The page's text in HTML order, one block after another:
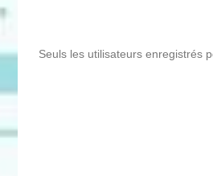
Seuls les utilisateurs enregistrés